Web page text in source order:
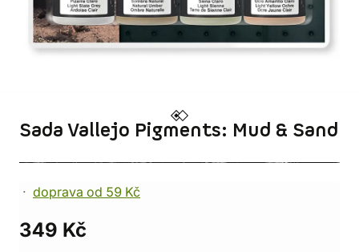
Sada Vallejo Pigments: Mud & Sand
doprava od 59 Kč
349 Kč